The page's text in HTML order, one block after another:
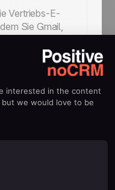
Vertriebs-E-
Sie Gmail,
Leads nahtlos
Sie